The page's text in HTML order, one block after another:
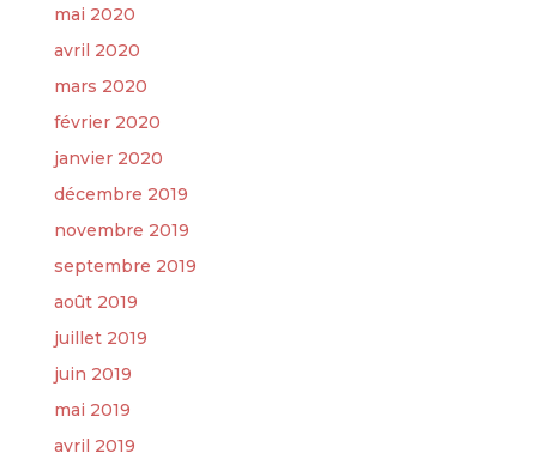
mai 2020
avril 2020
mars 2020
février 2020
janvier 2020
décembre 2019
novembre 2019
septembre 2019
août 2019
juillet 2019
juin 2019
mai 2019
avril 2019